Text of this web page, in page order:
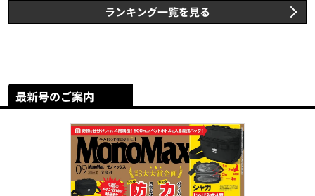
ランキング一覧を見る
最新号のご案内